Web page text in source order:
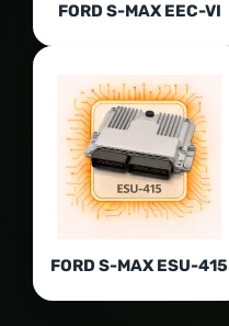
FORD S-MAX EEC-VI
FORD S-MAX ESU-415